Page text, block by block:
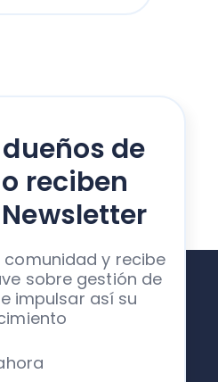
de
reciben
comunidad y recibe
sobre gestión de
impulsar así su